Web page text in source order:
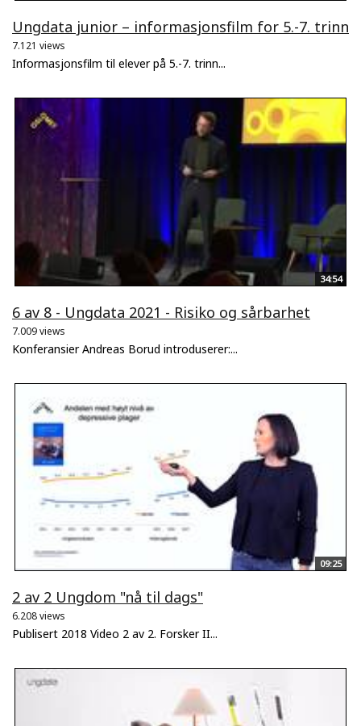
Ungdata junior – informasjonsfilm for 5.-7. trinn
7.121 views
Informasjonsfilm til elever på 5.-7. trinn...
34:54
6 av 8 - Ungdata 2021 - Risiko og sårbarhet
7.009 views
Konferansier Andreas Borud introduserer:...
09:25
2 av 2 Ungdom "nå til dags"
6.208 views
Publisert 2018 Video 2 av 2. Forsker II...